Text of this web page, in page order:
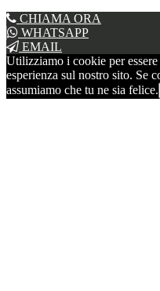
CHIAMA ORA
WHATSAPP
EMAIL
Utilizziamo i cookie per
esperienza sul nostro sito. Se
assumiamo che tu ne sia felice.